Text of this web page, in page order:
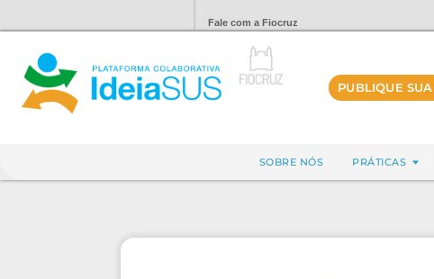
Fale com a Fiocruz
PUBLIQUE
SOBRE NÓS PRÁTICAS